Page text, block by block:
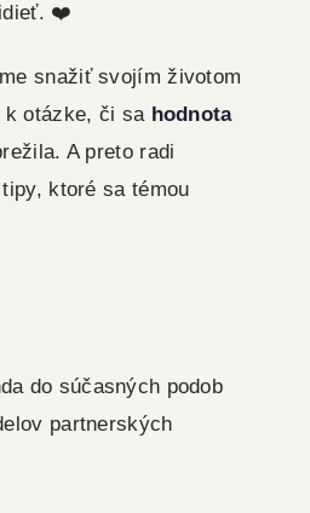
❤️‍
snažiť svojím životom
k otázke, či sa hodnota
A preto radi
ktoré sa témou
do súčasných podob
partnerských